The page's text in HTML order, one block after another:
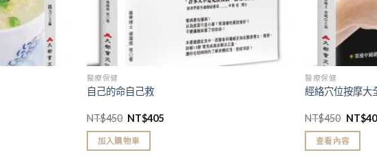
醫療保健
自己的命自己救
NT$450 NT$405
加入購物車
醫療保健
經絡穴位按摩大
NT$450 NT$
查看內容